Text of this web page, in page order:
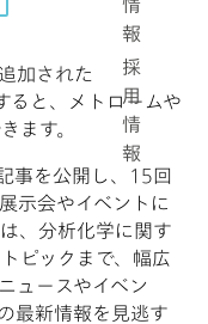
情
報
採
用
情
報
加された
ると、メトロームや
ます。
事を公開し、15回
示会やイベントに
、分析化学に関す
ピックまで、幅広
ュースやイベン
最新情報を見逃す